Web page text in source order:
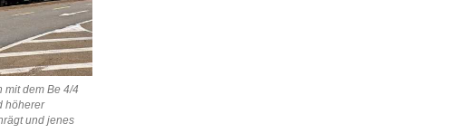
mit dem Be 4/4
höherer
und jenes